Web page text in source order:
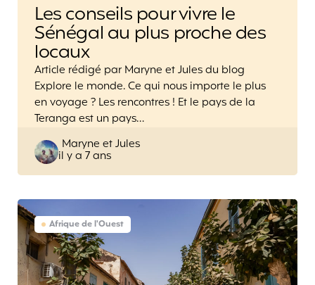
Les conseils pour vivre le
Sénégal au plus proche des
locaux
Article rédigé par Maryne et Jules du blog
Explore le monde. Ce qui nous importe le plus
en voyage ? Les rencontres ! Et le pays de la
Teranga est un pays…
Posted
by
Maryne et Jules
il y a 7 ans
Afrique de l'Ouest